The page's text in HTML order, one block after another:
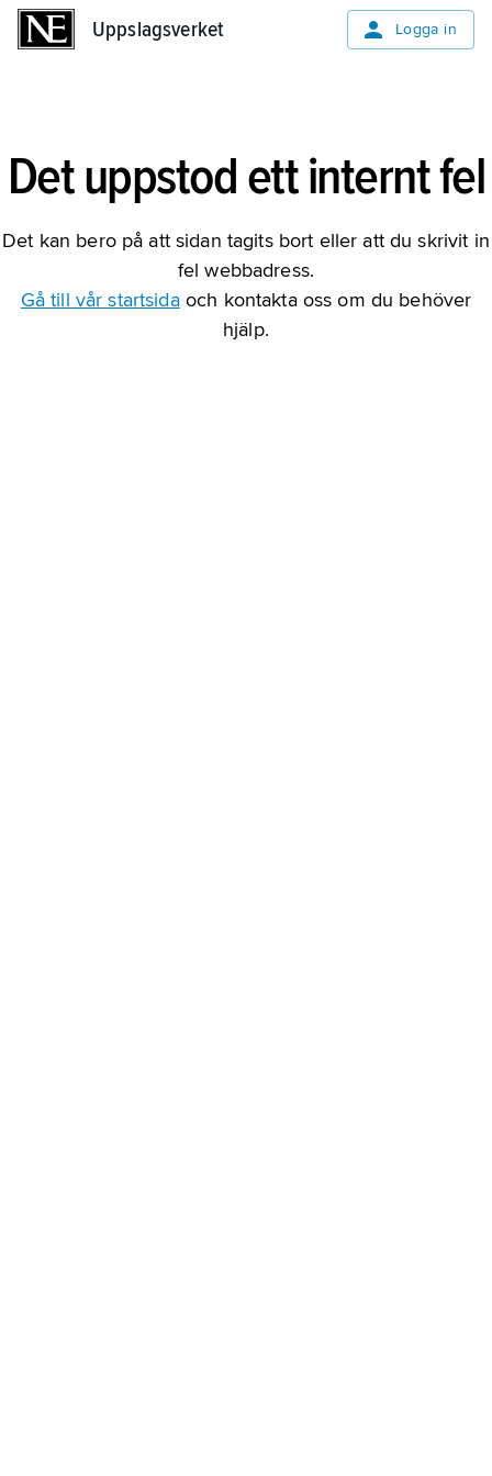
Uppslagsverket Logga in
Det uppstod ett internt fel
Det kan bero på att sidan tagits bort eller att du skrivit in
fel webbadress.
Gå till vår startsidaoch kontakta oss om du behöver
hjälp.